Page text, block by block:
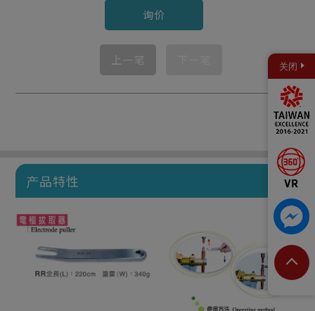
询价
上一笔
产品特性
关闭